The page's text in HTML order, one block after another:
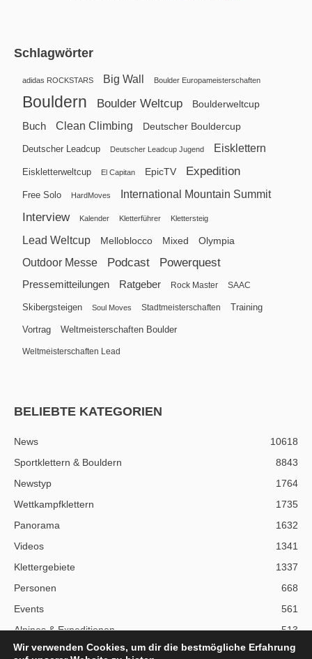
Schlagwörter
adidas ROCKSTARS Big Wall Boulder Europameisterschaften
Bouldern Boulder Weltcup Boulderweltcup
Buch Clean Climbing Deutscher Bouldercup
Deutscher Leadcup Deutscher Leadcup Jugend Eisklettern
Eiskletterweltcup El Capitan EpicTV Expedition
Free Solo HardMoves International Mountain Summit
Interview Kalender Kletterführer Klettersteig
Lead Weltcup Melloblocco Mixed Olympia
Outdoor Messe Podcast Powerquest
Pressemitteilungen Ratgeber Rock Master SAAC
Skibergsteigen Soul Moves Stadtmeisterschaften Training
Vortrag Weltmeisterschaften Boulder
Weltmeisterschaften Lead
BELIEBTE KATEGORIEN
News
10618
Sportklettern & Bouldern
8843
Newstyp
1764
Wettkampfklettern
1735
Panorama
1632
Videos
1341
Klettergebiete
1337
Personen
668
Events
561
Alpines & Expeditionen
513
Wir verwenden Cookies, um dir die bestmögliche Erfahrung